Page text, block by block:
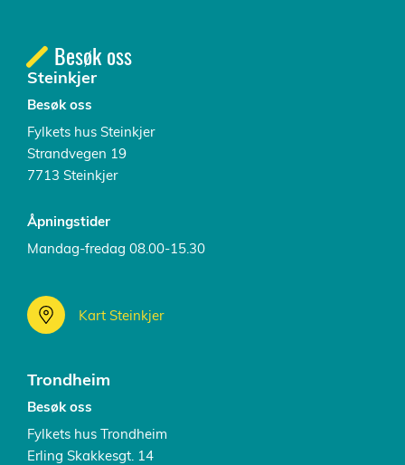
Besøk oss
Steinkjer
Besøk oss
Fylkets hus Steinkjer
Strandvegen 19
7713 Steinkjer
Åpningstider
Mandag-fredag 08.00-15.30
Kart Steinkjer
Trondheim
Besøk oss
Fylkets hus Trondheim
Erling Skakkesgt. 14